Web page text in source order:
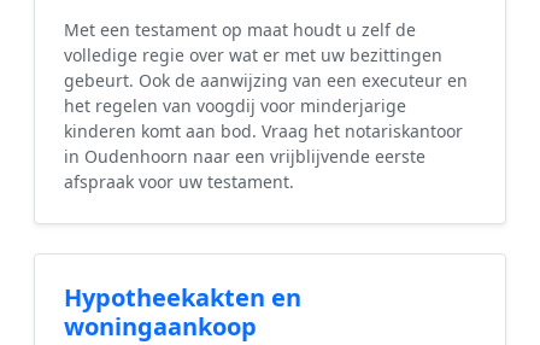
Met een testament op maat houdt u zelf de
volledige regie over wat er met uw bezittingen
gebeurt. Ook de aanwijzing van een executeur en
het regelen van voogdij voor minderjarige
kinderen komt aan bod. Vraag het notariskantoor
in Oudenhoorn naar een vrijblijvende eerste
afspraak voor uw testament.
Hypotheekakten en
woningaankoop